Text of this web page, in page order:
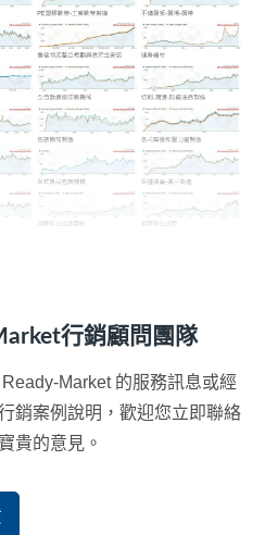
行銷顧問團隊
Market 的服務訊息或經
銷案例說明，歡迎您立即聯絡
貴的意見。